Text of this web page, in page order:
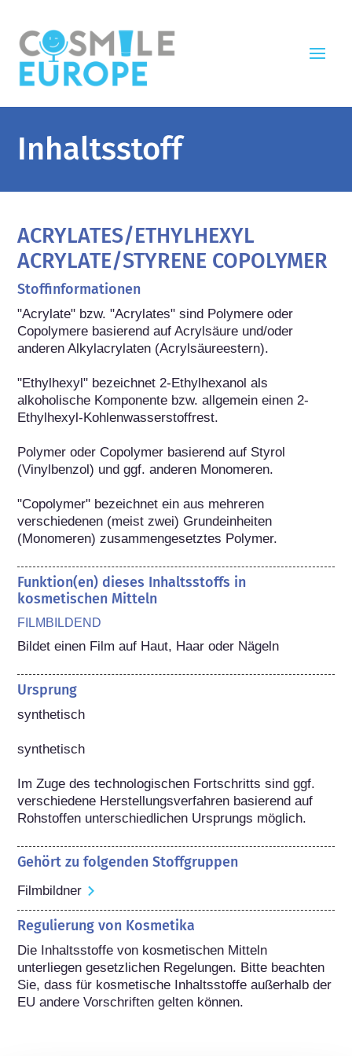
Inhaltsstoff
ACRYLATES/ETHYLHEXYL
ACRYLATE/STYRENE COPOLYMER
Stoffinformationen
"Acrylate" bzw. "Acrylates" sind Polymere oder
Copolymere basierend auf Acrylsäure und/oder
anderen Alkylacrylaten (Acrylsäureestern).
"Ethylhexyl" bezeichnet 2-Ethylhexanol als
alkoholische Komponente bzw. allgemein einen 2-
Ethylhexyl-Kohlenwasserstoffrest.
Polymer oder Copolymer basierend auf Styrol
(Vinylbenzol) und ggf. anderen Monomeren.
"Copolymer" bezeichnet ein aus mehreren
verschiedenen (meist zwei) Grundeinheiten
(Monomeren) zusammengesetztes Polymer.
Funktion(en) dieses Inhaltsstoffs in
kosmetischen Mitteln
FILMBILDEND
Bildet einen Film auf Haut, Haar oder Nägeln
Ursprung
synthetisch
synthetisch
Im Zuge des technologischen Fortschritts sind ggf.
verschiedene Herstellungsverfahren basierend auf
Rohstoffen unterschiedlichen Ursprungs möglich.
Gehört zu folgenden Stoffgruppen
Filmbildner
Regulierung von Kosmetika
Die Inhaltsstoffe von kosmetischen Mitteln
unterliegen gesetzlichen Regelungen. Bitte beachten
Sie, dass für kosmetische Inhaltsstoffe außerhalb der
EU andere Vorschriften gelten können.